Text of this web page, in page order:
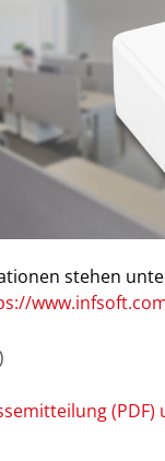
stehen
(PDF)